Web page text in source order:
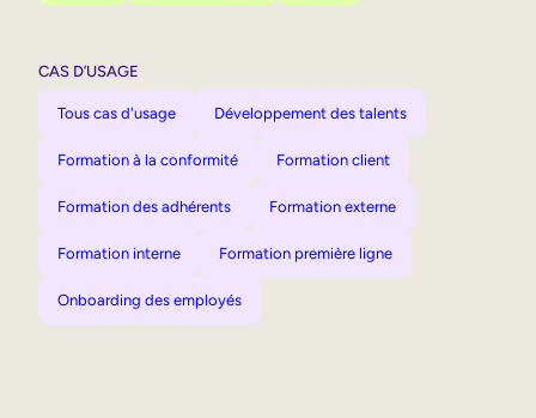
CAS D’USAGE
Tous cas d'usage Développement des talents
Formation à la conformité Formation client
Formation des adhérents Formation externe
Formation interne Formation première ligne
Onboarding des employés